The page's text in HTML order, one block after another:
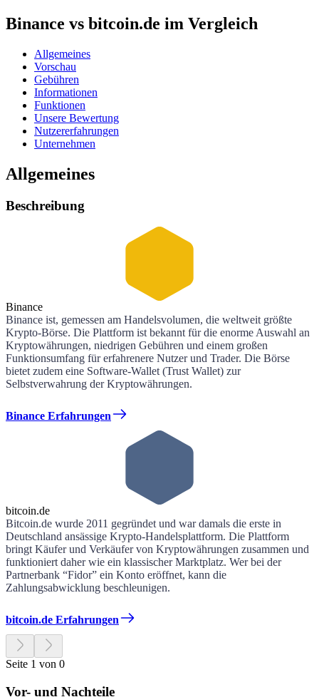
Binance vs bitcoin.de im Vergleich
Allgemeines
Vorschau
Gebühren
Informationen
Funktionen
Unsere Bewertung
Nutzererfahrungen
Unternehmen
Allgemeines
Beschreibung
Binance
Binance ist, gemessen am Handelsvolumen, die weltweit größte
Krypto-Börse. Die Plattform ist bekannt für die enorme Auswahl an
Kryptowährungen, niedrigen Gebühren und einem großen
Funktionsumfang für erfahrenere Nutzer und Trader. Die Börse
bietet zudem eine Software-Wallet (Trust Wallet) zur
Selbstverwahrung der Kryptowährungen.
Binance Erfahrungen
bitcoin.de
Bitcoin.de wurde 2011 gegründet und war damals die erste in
Deutschland ansässige Krypto-Handelsplattform. Die Plattform
bringt Käufer und Verkäufer von Kryptowährungen zusammen und
funktioniert daher wie ein klassischer Marktplatz. Wer bei der
Partnerbank “Fidor” ein Konto eröffnet, kann die
Zahlungsabwicklung beschleunigen.
bitcoin.de Erfahrungen
Seite 1 von 0
Vor- und Nachteile